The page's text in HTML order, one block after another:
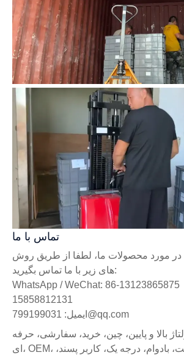
تماس با ما
در مورد محصولات ما، لطفا از طریق روش
های زیر با ما تماس بگیرید:
WhatsApp / WeChat: 86-
15858812131
ایمیل: 799199031@qq.com
بالا و پایین، چین، خرید، سفارشی، حرفه
ای، OEM، فروش داغ، با کیفیت، بادوام، درجه یک، کاربر پسند،